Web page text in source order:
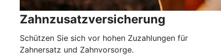
Zahnzusatzversicherung
Schützen Sie sich vor hohen Zuzahlungen für
Zahnersatz und Zahnvorsorge.